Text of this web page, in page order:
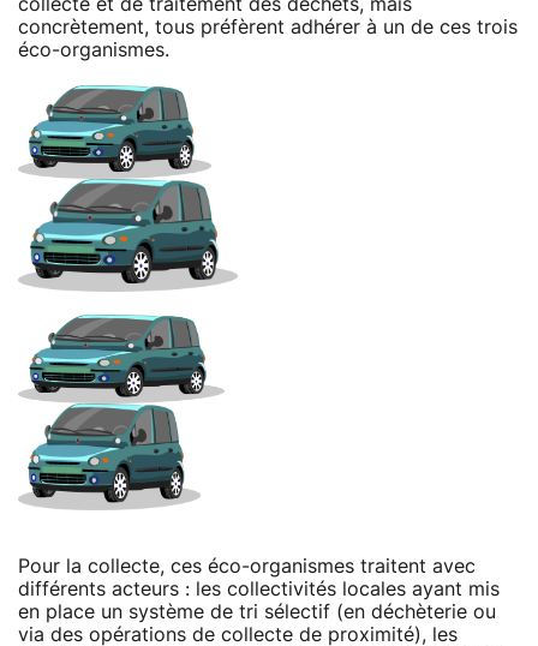
collecte et de traitement des déchets, mais
concrètement, tous préfèrent adhérer à un de ces trois
éco-organismes.
Pour la collecte, ces éco-organismes traitent avec
différents acteurs : les collectivités locales ayant mis
en place un système de tri sélectif (en déchèterie ou
via des opérations de collecte de proximité), les